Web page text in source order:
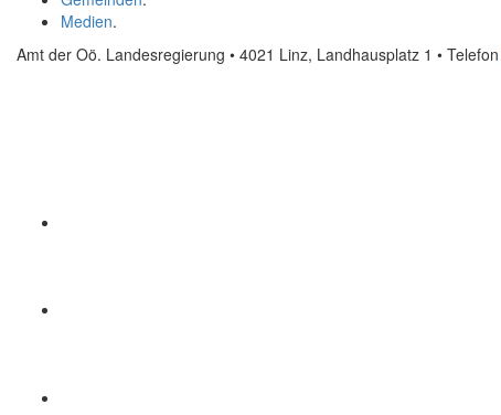
Medien.
Amt der Oö. Landesregierung • 4021 Linz, Landhausplatz 1 • Telefon